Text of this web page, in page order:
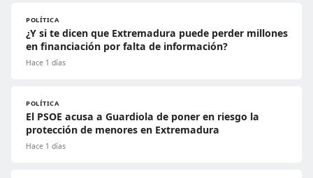
POLÍTICA
¿Y si te dicen que Extremadura puede perder millones
en financiación por falta de información?
Hace 1 días
POLÍTICA
El PSOE acusa a Guardiola de poner en riesgo la
protección de menores en Extremadura
Hace 1 días